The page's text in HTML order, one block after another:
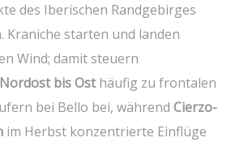
des Iberischen Randgebirges
Kraniche starten⁣ und landen
Wind; damit ⁢steuern
bis Ost​häufig zu ⁤frontalen
bei Bello bei, währendCierzo-
im Herbst konzentrierte Einflüge‌